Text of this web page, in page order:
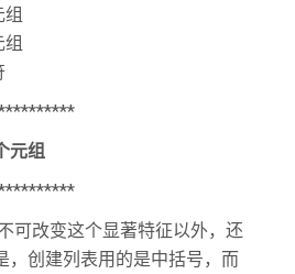
元组
可改变这个显著特征以外，还
，创建列表用的是中括号，而